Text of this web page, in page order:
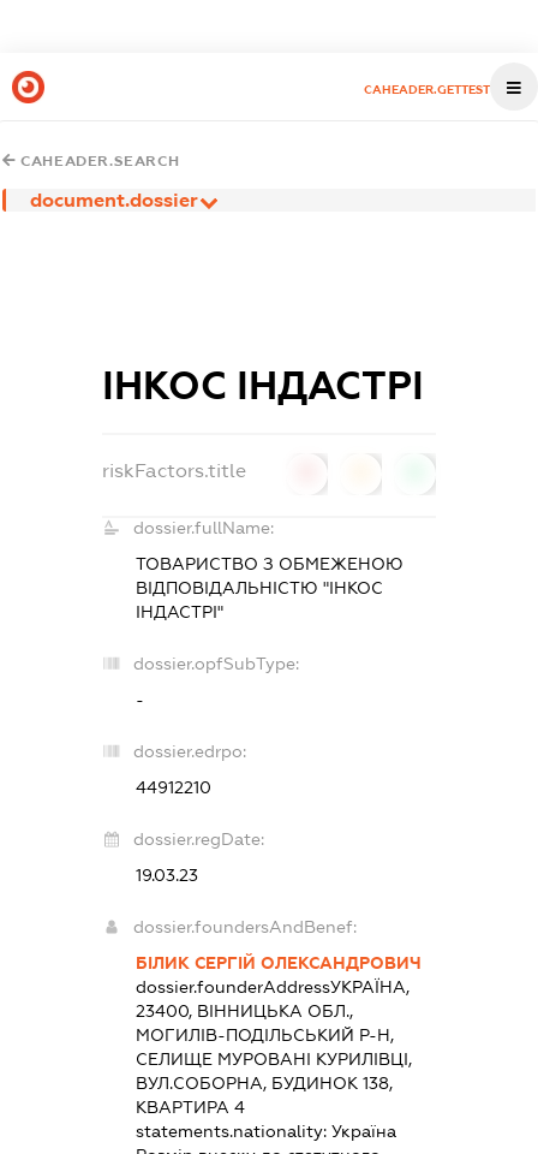
CAHEADER.GETTEST
CAHEADER.SEARCH
document.dossier
ІНКОС ІНДАСТРІ
riskFactors.title
dossier.fullName:
ТОВАРИСТВО З ОБМЕЖЕНОЮ
ВІДПОВІДАЛЬНІСТЮ "ІНКОС
ІНДАСТРІ"
dossier.opfSubType:
-
dossier.edrpo:
44912210
dossier.regDate:
19.03.23
dossier.foundersAndBenef:
БІЛИК СЕРГІЙ ОЛЕКСАНДРОВИЧ
dossier.founderAddressУКРАЇНА,
23400, ВІННИЦЬКА ОБЛ.,
МОГИЛІВ-ПОДІЛЬСЬКИЙ Р-Н,
СЕЛИЩЕ МУРОВАНІ КУРИЛІВЦІ,
ВУЛ.СОБОРНА, БУДИНОК 138,
КВАРТИРА 4
statements.nationality:Україна